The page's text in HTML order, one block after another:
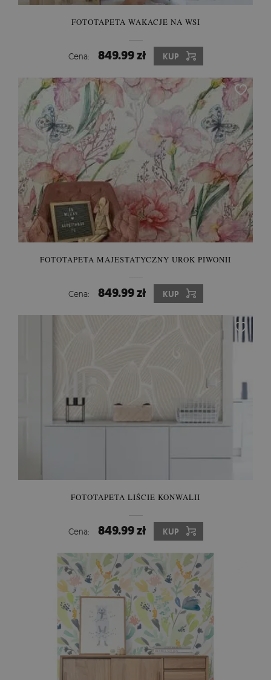
FOTOTAPETA WAKACJE NA WSI
Cena: 849.99 zł KUP
FOTOTAPETA MAJESTATYCZNY UROK PIWONII
Cena: 849.99 zł KUP
FOTOTAPETA LIŚCIE KONWALII
Cena: 849.99 zł KUP